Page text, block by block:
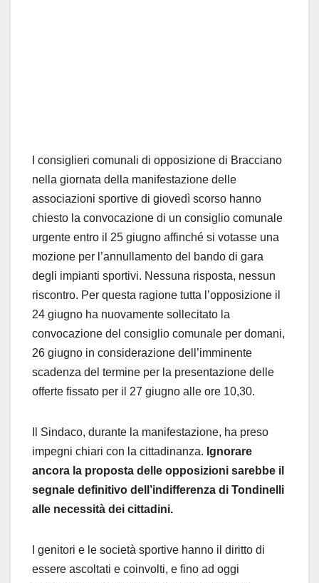
I consiglieri comunali di opposizione di Bracciano
nella giornata della manifestazione delle
associazioni sportive di giovedì scorso hanno
chiesto la convocazione di un consiglio comunale
urgente entro il 25 giugno affinché si votasse una
mozione per l’annullamento del bando di gara
degli impianti sportivi. Nessuna risposta, nessun
riscontro. Per questa ragione tutta l’opposizione il
24 giugno ha nuovamente sollecitato la
convocazione del consiglio comunale per domani,
26 giugno in considerazione dell’imminente
scadenza del termine per la presentazione delle
offerte fissato per il 27 giugno alle ore 10,30.
Il Sindaco, durante la manifestazione, ha preso
impegni chiari con la cittadinanza. Ignorare
ancora la proposta delle opposizioni sarebbe il
segnale definitivo dell’indifferenza di Tondinelli
alle necessità dei cittadini.
I genitori e le società sportive hanno il diritto di
essere ascoltati e coinvolti, e fino ad oggi